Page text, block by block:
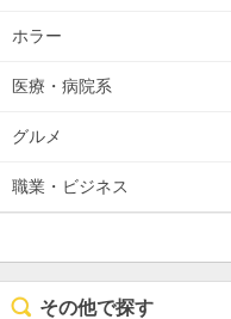
ホラー
医療・病院系
グルメ
職業・ビジネス
その他で探す